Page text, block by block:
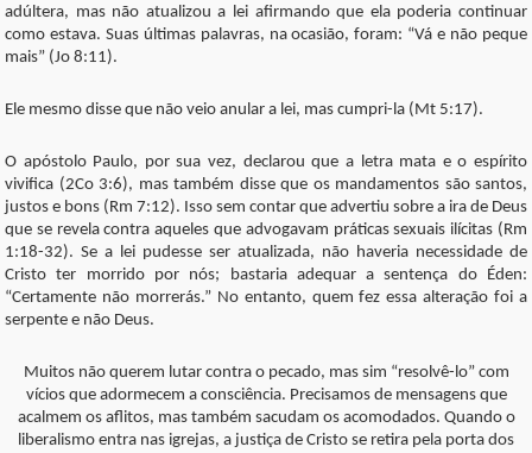
adúltera, mas não atualizou a lei afirmando que ela poderia continuar
como estava. Suas últimas palavras, na ocasião, foram: “Vá e não peque
mais” (Jo 8:11).
Ele mesmo disse que não veio anular a lei, mas cumpri-la (Mt 5:17).
O apóstolo Paulo, por sua vez, declarou que a letra mata e o espírito
vivifica (2Co 3:6), mas também disse que os mandamentos são santos,
justos e bons (Rm 7:12). Isso sem contar que advertiu sobre a ira de Deus
que se revela contra aqueles que advogavam práticas sexuais ilícitas (Rm
1:18-32). Se a lei pudesse ser atualizada, não haveria necessidade de
Cristo ter morrido por nós; bastaria adequar a sentença do Éden:
“Certamente não morrerás.” No entanto, quem fez essa alteração foi a
serpente e não Deus.
Muitos não querem lutar contra o pecado, mas sim “resolvê-lo” com
vícios que adormecem a consciência. Precisamos de mensagens que
acalmem os aflitos, mas também sacudam os acomodados. Quando o
liberalismo entra nas igrejas, a justiça de Cristo se retira pela porta dos